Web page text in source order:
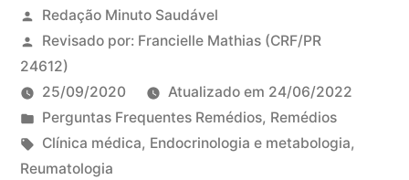
Redação Minuto Saudável
Revisado por: Francielle Mathias(CRF/PR
24612)
25/09/2020
Atualizado em 24/06/2022
P
u
b
Perguntas Frequentes Remédios, Remédios
T
a
Clínica médica, Endocrinologia e metabologia,
Reumatologia